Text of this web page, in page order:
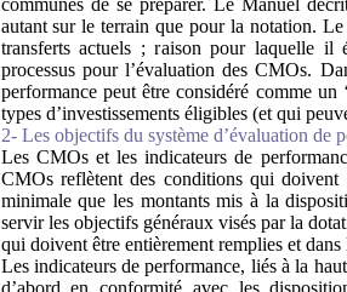
autant sur le terrain que pour la notation.
transferts actuels ; raison pour laquelle il
processus pour l’évaluation des CMOs.
performance peut être considéré comme
types d’investissements éligibles (et qui
2- Les objectifs du système d’évaluation de
Les CMOs et les indicateurs de
CMOs reflètent des conditions qui doivent
minimale que les montants mis à la
servir les objectifs généraux visés par la
qui doivent être entièrement remplies et dans
Les indicateurs de performance, liés à la
d’abord en conformité avec les